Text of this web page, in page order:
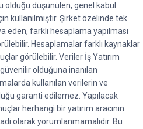
düşünülen, genel kabul
kullanılmıştır. Şirket özelinde tek
farklı hesaplama yapılması
Hesaplamalar farklı kaynaklar
görülebilir. Veriler İş Yatırım
olduğuna inanılan
kullanılan verilerin ve
garanti edilemez. Yapılacak
herhangi bir yatırım aracının
olarak yorumlanmamalıdır. Bu